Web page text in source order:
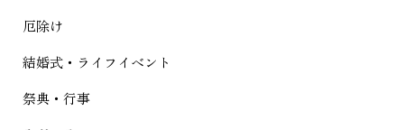
厄除け
結婚式・ライフイベント
祭典・行事